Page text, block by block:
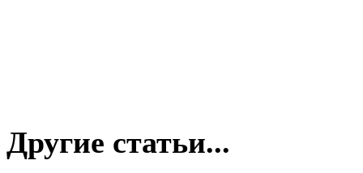
Другие статьи...